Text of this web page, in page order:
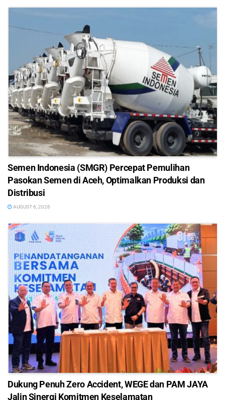
Semen Indonesia (SMGR) Percepat Pemulihan
Pasokan Semen di Aceh, Optimalkan Produksi dan
Distribusi
AUGUST 6, 2026
Dukung Penuh Zero Accident, WEGE dan PAM JAYA
Jalin Sinergi Komitmen Keselamatan